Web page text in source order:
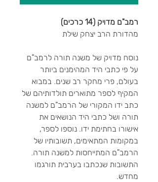
רמב"ם מדויק (14 כרכים)
מהדורת הרב יצחק שילת
נוסח מדויק של משנה תורה לרמב"ם
על פי כתבי היד המהימנים ביותר
בעולם, פרי מחקר רב שנים. במבוא
המקיף לספר מתוארים תולדותיהם של
כתב ידו המקורי של הרמב"ם למשנה
תורה ושל כתבי היד הנושאים את
אישורו בחתימת ידו. נוספו לספר,
במקומות המתאימים, תשובותיו של
הרמב"ם המתייחסות למשנה תורה.
התשובות שנכתבו בערבית תורגמו
מחדש.